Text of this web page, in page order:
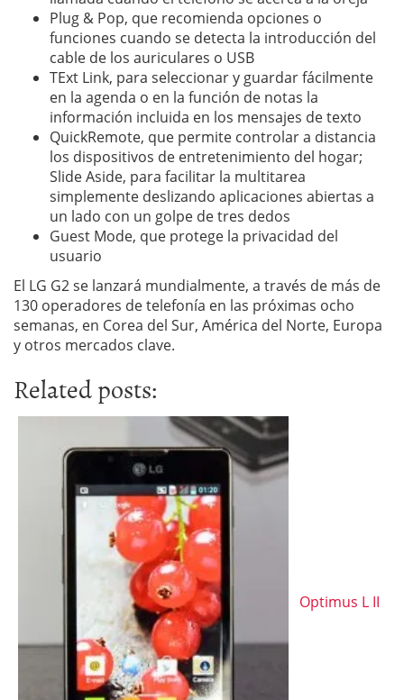
Plug & Pop, que recomienda opciones o
funciones cuando se detecta la introducción del
cable de los auriculares o USB
TExt Link, para seleccionar y guardar fácilmente
en la agenda o en la función de notas la
información incluida en los mensajes de texto
QuickRemote, que permite controlar a distancia
los dispositivos de entretenimiento del hogar;
Slide Aside, para facilitar la multitarea
simplemente deslizando aplicaciones abiertas a
un lado con un golpe de tres dedos
Guest Mode, que protege la privacidad del
usuario
El LG G2 se lanzará mundialmente, a través de más de
130 operadores de telefonía en las próximas ocho
semanas, en Corea del Sur, América del Norte, Europa
y otros mercados clave.
Related posts:
Optimus L II